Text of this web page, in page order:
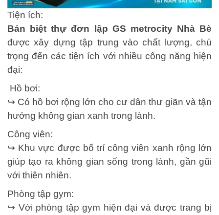
Tiện ích:
Bán biệt thự đơn lập GS metrocity Nhà Bè
được xây dựng tập trung vào chất lượng, chú
trọng đến các tiện ích với nhiều công năng hiện
đại:
Hồ bơi:
↪️ Có hồ bơi rộng lớn cho cư dân thư giãn và tận
hưởng không gian xanh trong lành.
Công viên:
↪️ Khu vực được bố trí công viên xanh rộng lớn
giúp tạo ra không gian sống trong lành, gần gũi
với thiên nhiên.
Phòng tập gym:
↪️ Với phòng tập gym hiện đại và được trang bị